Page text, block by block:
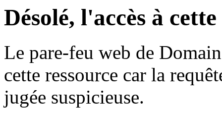
Désolé, l'accès à
Le pare-feu web de
cette ressource car la
jugée suspicieuse.